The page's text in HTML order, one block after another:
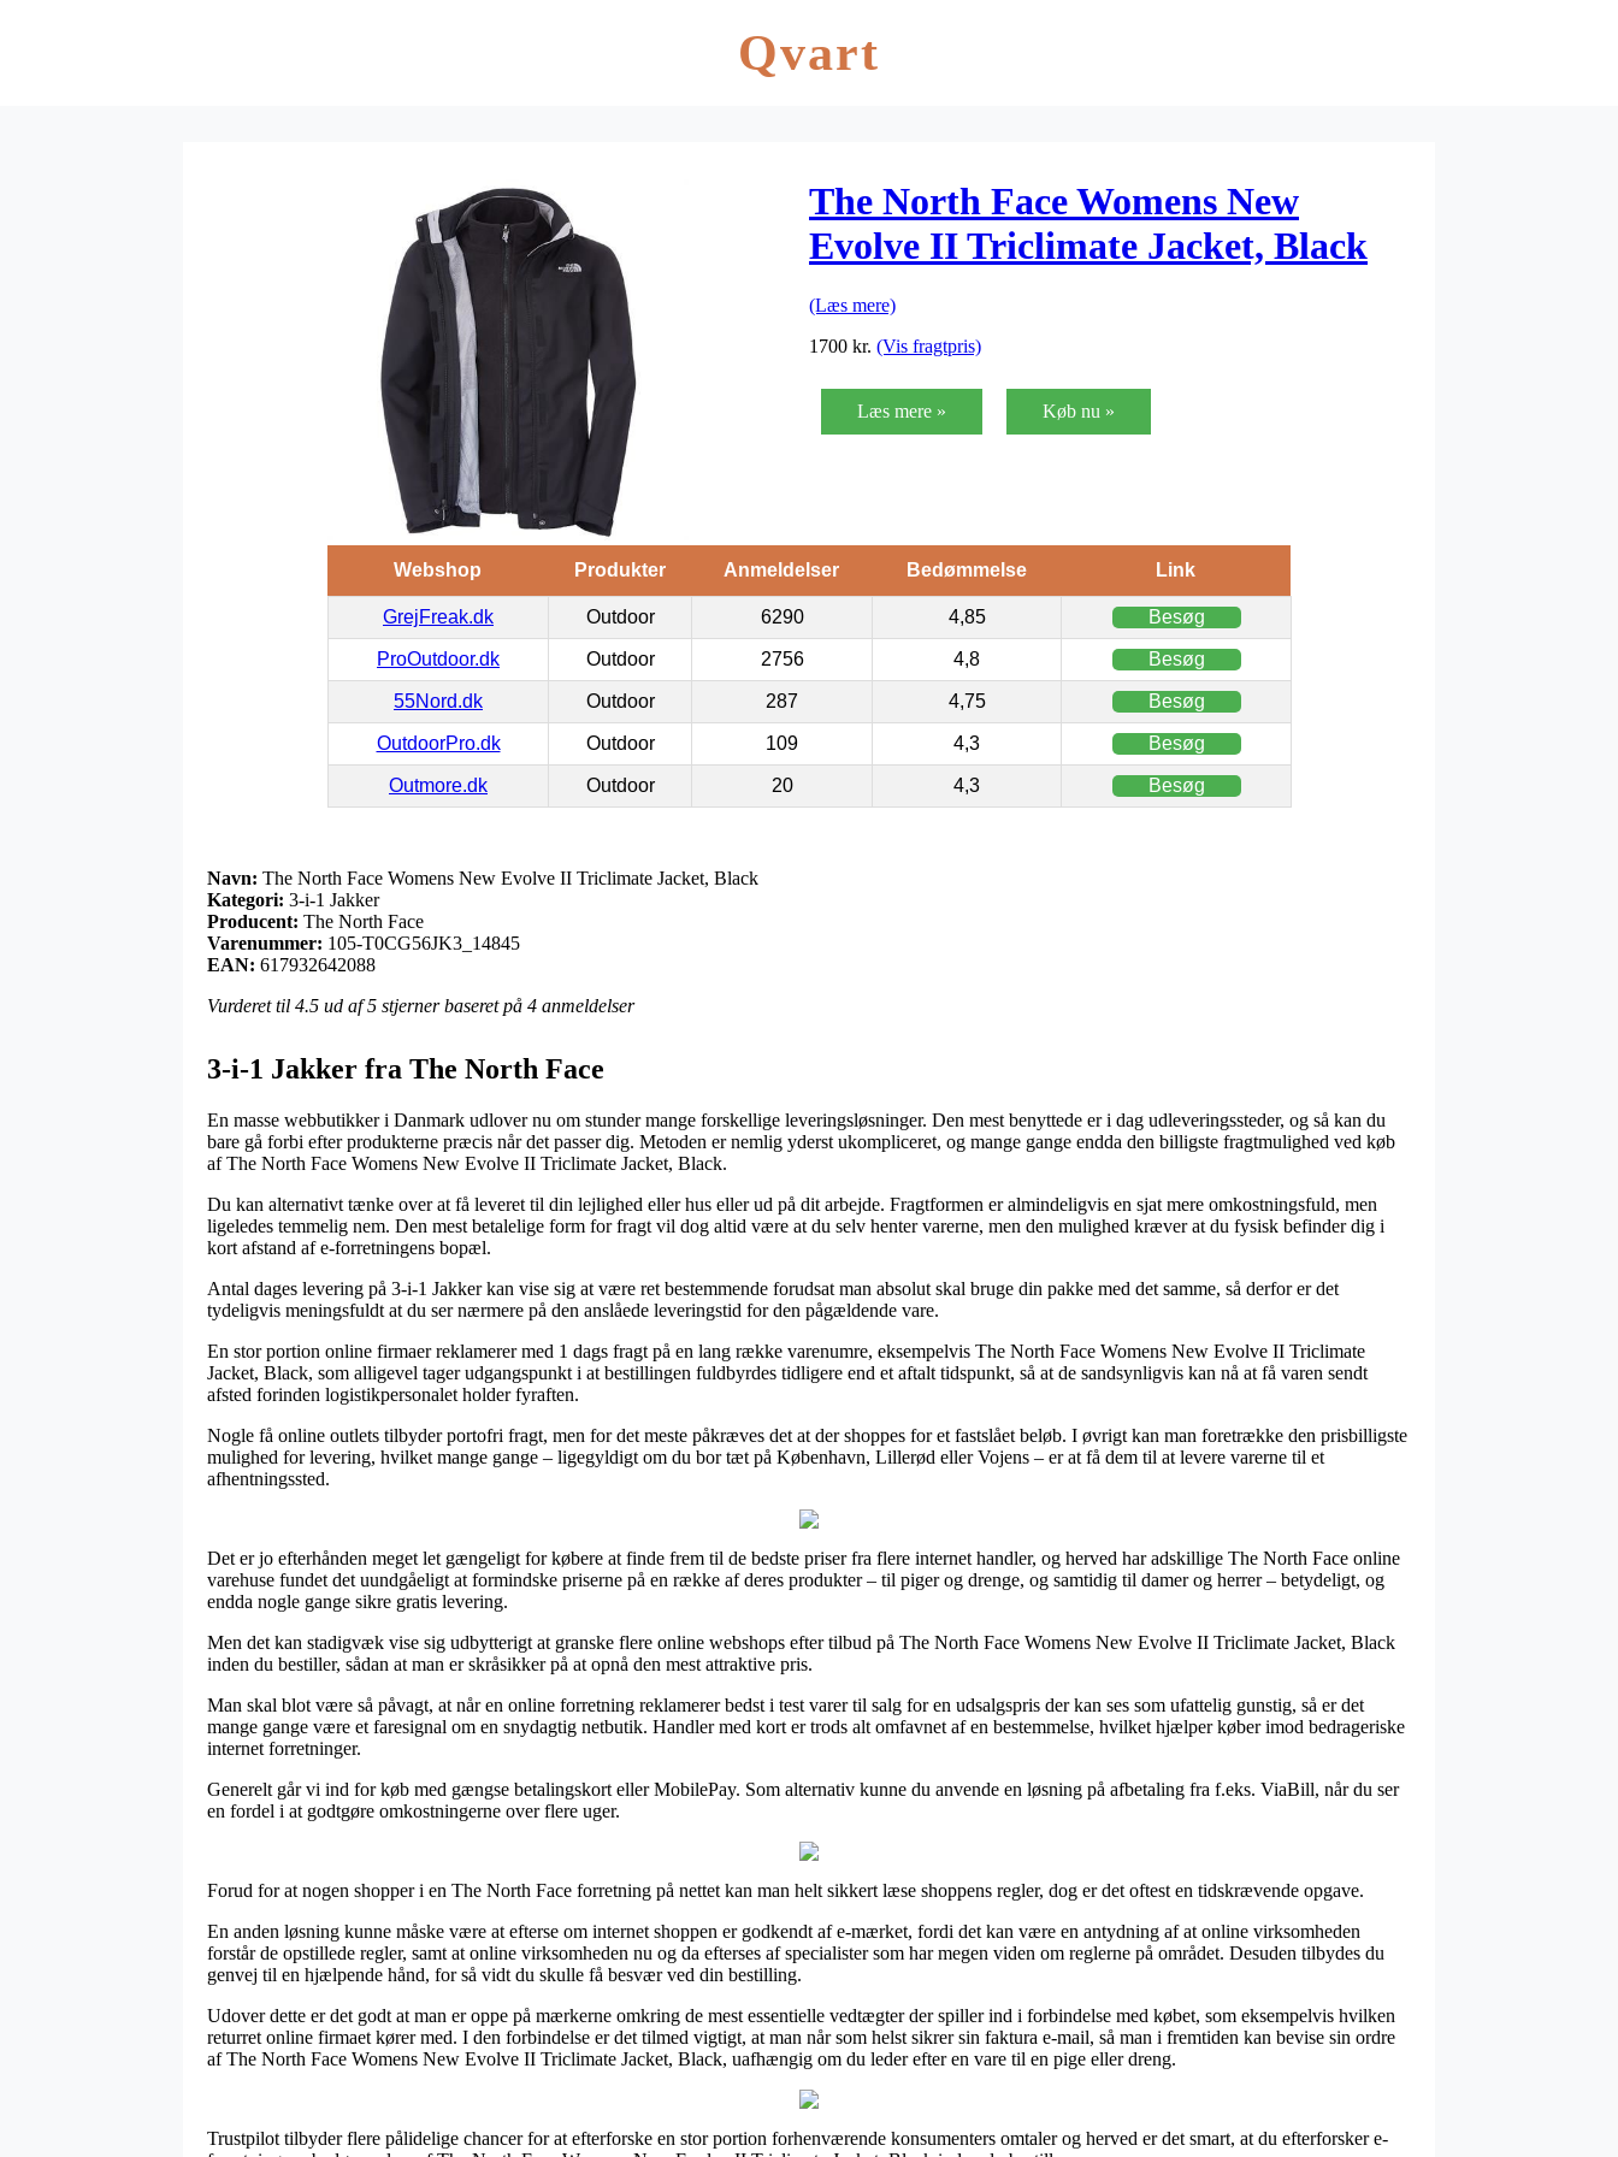
Qvart
The North Face Womens New
Evolve II Triclimate Jacket, Black
(Læs mere)
1700 kr. (Vis fragtpris)
Læs mere » Køb nu »
Webshop Produkter Anmeldelser Bedømmelse Link
GrejFreak.dk Outdoor 6290 4,85 Besøg
ProOutdoor.dk Outdoor 2756 4,8 Besøg
55Nord.dk Outdoor 287 4,75 Besøg
OutdoorPro.dk Outdoor 109 4,3 Besøg
Outmore.dk Outdoor 20 4,3 Besøg
Navn: The North Face Womens New Evolve II Triclimate Jacket, Black
Kategori: 3-i-1 Jakker
Producent: The North Face
Varenummer: 105-T0CG56JK3_14845
EAN: 617932642088
Vurderet til 4.5 ud af 5 stjerner baseret på 4 anmeldelser
3-i-1 Jakker fra The North Face
En masse webbutikker i Danmark udlover nu om stunder mange forskellige leveringsløsninger. Den mest benyttede er i dag udleveringssteder, og så kan du
bare gå forbi efter produkterne præcis når det passer dig. Metoden er nemlig yderst ukompliceret, og mange gange endda den billigste fragtmulighed ved køb
af The North Face Womens New Evolve II Triclimate Jacket, Black.
Du kan alternativt tænke over at få leveret til din lejlighed eller hus eller ud på dit arbejde. Fragtformen er almindeligvis en sjat mere omkostningsfuld, men
ligeledes temmelig nem. Den mest betalelige form for fragt vil dog altid være at du selv henter varerne, men den mulighed kræver at du fysisk befinder dig i
kort afstand af e-forretningens bopæl.
Antal dages levering på 3-i-1 Jakker kan vise sig at være ret bestemmende forudsat man absolut skal bruge din pakke med det samme, så derfor er det
tydeligvis meningsfuldt at du ser nærmere på den anslåede leveringstid for den pågældende vare.
En stor portion online firmaer reklamerer med 1 dags fragt på en lang række varenumre, eksempelvis The North Face Womens New Evolve II Triclimate
Jacket, Black, som alligevel tager udgangspunkt i at bestillingen fuldbyrdes tidligere end et aftalt tidspunkt, så at de sandsynligvis kan nå at få varen sendt
afsted forinden logistikpersonalet holder fyraften.
Nogle få online outlets tilbyder portofri fragt, men for det meste påkræves det at der shoppes for et fastslået beløb. I øvrigt kan man foretrække den prisbilligste
mulighed for levering, hvilket mange gange – ligegyldigt om du bor tæt på København, Lillerød eller Vojens – er at få dem til at levere varerne til et
afhentningssted.
Det er jo efterhånden meget let gængeligt for købere at finde frem til de bedste priser fra flere internet handler, og herved har adskillige The North Face online
varehuse fundet det uundgåeligt at formindske priserne på en række af deres produkter – til piger og drenge, og samtidig til damer og herrer – betydeligt, og
endda nogle gange sikre gratis levering.
Men det kan stadigvæk vise sig udbytterigt at granske flere online webshops efter tilbud på The North Face Womens New Evolve II Triclimate Jacket, Black
inden du bestiller, sådan at man er skråsikker på at opnå den mest attraktive pris.
Man skal blot være så påvagt, at når en online forretning reklamerer bedst i test varer til salg for en udsalgspris der kan ses som ufattelig gunstig, så er det
mange gange være et faresignal om en snydagtig netbutik. Handler med kort er trods alt omfavnet af en bestemmelse, hvilket hjælper køber imod bedrageriske
internet forretninger.
Generelt går vi ind for køb med gængse betalingskort eller MobilePay. Som alternativ kunne du anvende en løsning på afbetaling fra f.eks. ViaBill, når du ser
en fordel i at godtgøre omkostningerne over flere uger.
Forud for at nogen shopper i en The North Face forretning på nettet kan man helt sikkert læse shoppens regler, dog er det oftest en tidskrævende opgave.
En anden løsning kunne måske være at efterse om internet shoppen er godkendt af e-mærket, fordi det kan være en antydning af at online virksomheden
forstår de opstillede regler, samt at online virksomheden nu og da efterses af specialister som har megen viden om reglerne på området. Desuden tilbydes du
genvej til en hjælpende hånd, for så vidt du skulle få besvær ved din bestilling.
Udover dette er det godt at man er oppe på mærkerne omkring de mest essentielle vedtægter der spiller ind i forbindelse med købet, som eksempelvis hvilken
returret online firmaet kører med. I den forbindelse er det tilmed vigtigt, at man når som helst sikrer sin faktura e-mail, så man i fremtiden kan bevise sin ordre
af The North Face Womens New Evolve II Triclimate Jacket, Black, uafhængig om du leder efter en vare til en pige eller dreng.
Trustpilot tilbyder flere pålidelige chancer for at efterforske en stor portion forhenværende konsumenters omtaler og herved er det smart, at du efterforsker e-